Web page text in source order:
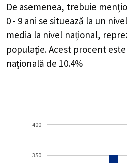
De asemenea, trebuie
0 - 9 ani se situează la un
media la nivel național,
populație. Acest procent
națională de 10.4%
350
400